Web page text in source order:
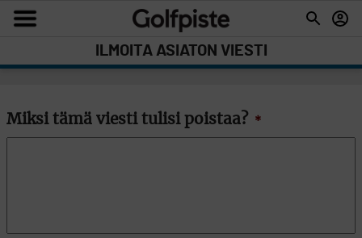
ILMOITA ASIATON VIESTI
Miksi tämä viesti tulisi poistaa? *